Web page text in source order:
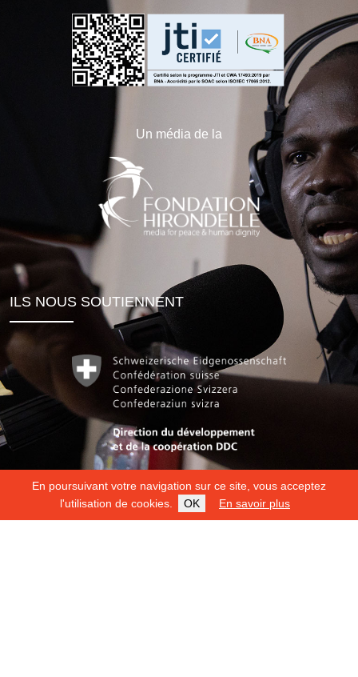
En poursuivant votre navigation sur ce site, vous acceptez
l'utilisation de cookies.
OK En savoir plus
Un média de la
ILS NOUS SOUTIENNENT